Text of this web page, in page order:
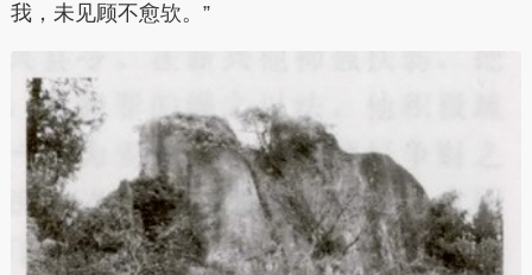
我，未见顾不愈欤。”